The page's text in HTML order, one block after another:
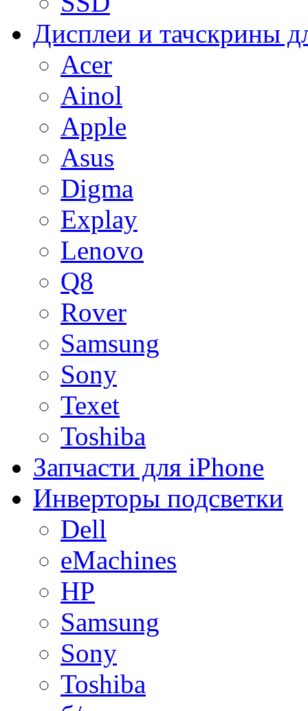
Дисплеи и тачскрины
Acer
Ainol
Apple
Asus
Digma
Explay
Lenovo
Q8
Rover
Samsung
Sony
Texet
Toshiba
Запчасти для iPhone
Инверторы подсветки
Dell
eMachines
HP
Samsung
Sony
Toshiba